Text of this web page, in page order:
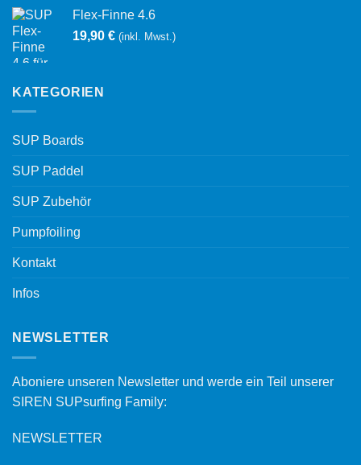
Flex-Finne 4.6
19,90 € (inkl. Mwst.)
KATEGORIEN
SUP Boards
SUP Paddel
SUP Zubehör
Pumpfoiling
Kontakt
Infos
NEWSLETTER
Aboniere unseren Newsletter und werde ein Teil unserer
SIREN SUPsurfing Family:
NEWSLETTER